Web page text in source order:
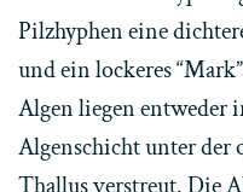
Pilzhyphen eine
und ein lockeres
Algen liegen entweder
Algenschicht unter der